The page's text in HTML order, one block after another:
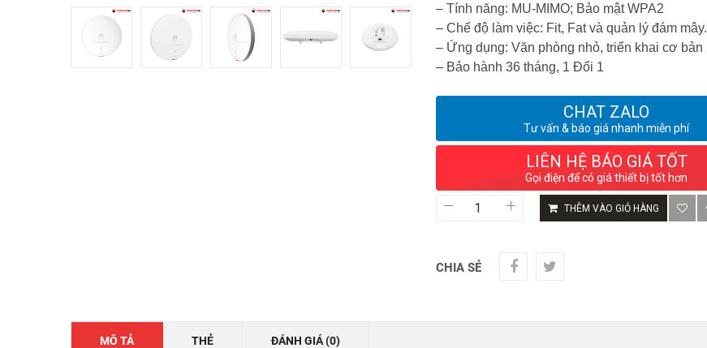
– Tính năng: MU-MIMO; Bảo mật WPA2
– Chế độ làm việc: Fit, Fat và quản lý đám mây.
– Ứng dụng: Văn phòng nhỏ, triển khai cơ bản
– Bảo hành 36 tháng, 1 Đổi 1
CHAT ZALO
Tư vấn & báo giá nhanh miễn phí
LIÊN HỆ BÁO GIÁ TỐT
Gọi điện để có giá thiết bị tốt hơn
Phát
6
Huawei
THÊM VÀO GIỎ HÀNG
CHIA SẺ
MÔ TẢ THẺ ĐÁNH GIÁ (0)